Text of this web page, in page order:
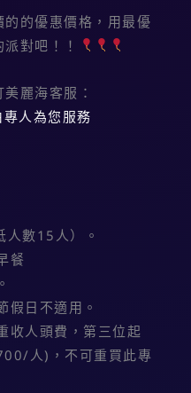
的優惠價格，用最優
對吧！！
麗海客服：
人為您服務
數15人）。
餐
日不適用。
收人頭費，第三位起
人)，不可重買此專